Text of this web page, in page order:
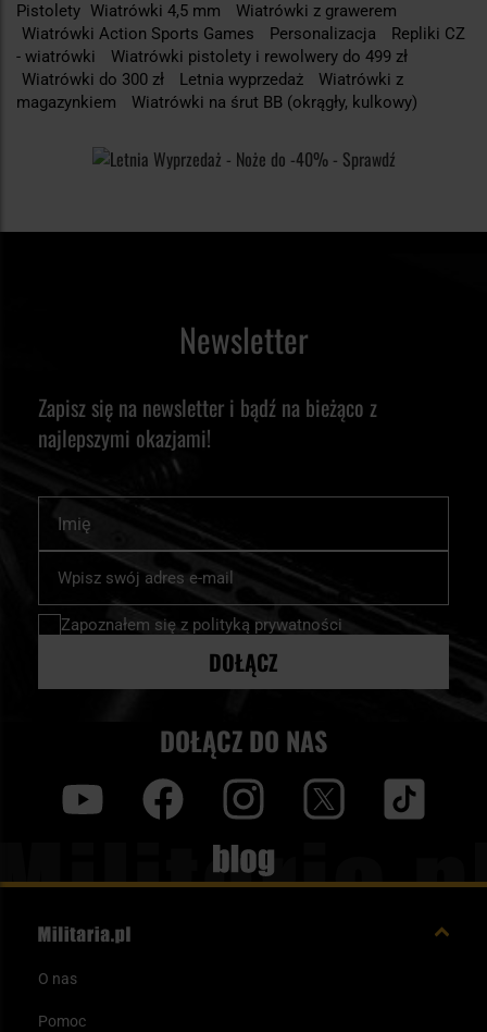
Pistolety Wiatrówki 4,5 mm
Wiatrówki z grawerem
Wiatrówki Action Sports Games
Personalizacja
Repliki CZ
- wiatrówki
Wiatrówki pistolety i rewolwery do 499 zł
Wiatrówki do 300 zł
Letnia wyprzedaż
Wiatrówki z
magazynkiem
Wiatrówki na śrut BB (okrągły, kulkowy)
Newsletter
Zapisz się na newsletter i bądź na bieżąco z
najlepszymi okazjami!
nasz
newsletter:
Zapoznałem się z polityką prywatności
DOŁĄCZ
DOŁĄCZ DO NAS
Blog
O nas
Pomoc